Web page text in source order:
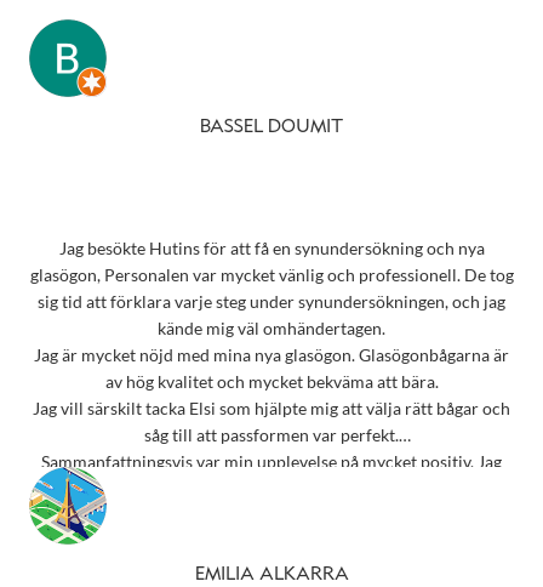
BASSEL DOUMIT
Jag besökte Hutins för att få en synundersökning och nya
glasögon, Personalen var mycket vänlig och professionell. De tog
sig tid att förklara varje steg under synundersökningen, och jag
kände mig väl omhändertagen.
Jag är mycket nöjd med mina nya glasögon. Glasögonbågarna är
av hög kvalitet och mycket bekväma att bära.
Jag vill särskilt tacka Elsi som hjälpte mig att välja rätt bågar och
såg till att passformen var perfekt.
Sammanfattningsvis var min upplevelse på mycket positiv. Jag
rekommenderar starkt detta ställe till alla som behöver
EMILIA ALKARRA